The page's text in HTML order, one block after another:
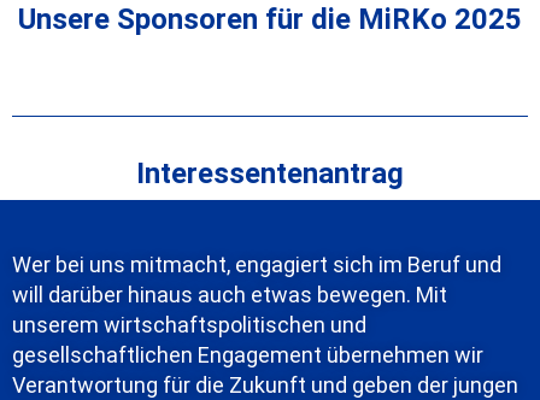
Unsere Sponsoren für die MiRKo 2025
Interessentenantrag
Wer bei uns mitmacht, engagiert sich im Beruf und
will darüber hinaus auch etwas bewegen. Mit
unserem wirtschaftspolitischen und
gesellschaftlichen Engagement übernehmen wir
Verantwortung für die Zukunft und geben der jungen